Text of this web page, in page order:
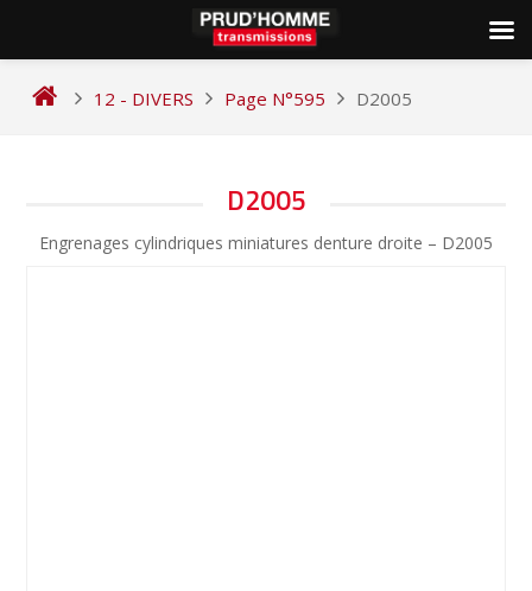
12 - DIVERS Page N°595 D2005
D2005
Engrenages cylindriques miniatures denture droite – D2005
DE